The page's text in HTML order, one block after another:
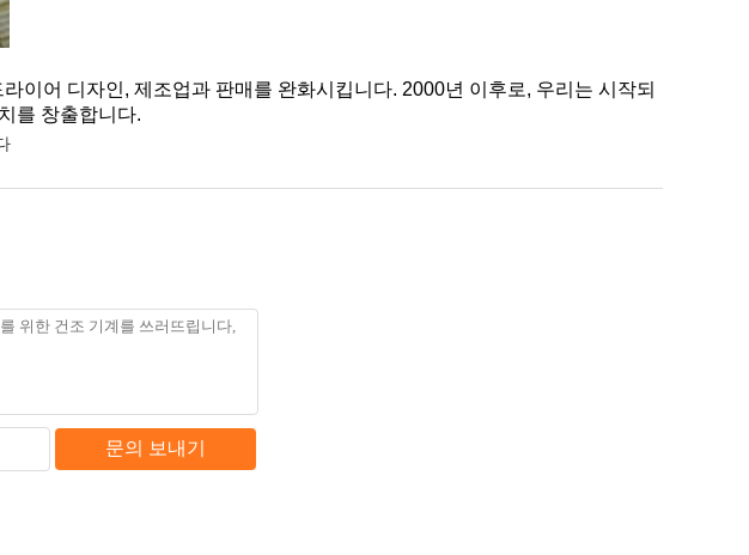
이어 디자인, 제조업과 판매를 완화시킵니다. 2000년 이후로, 우리는 시작되
를 창출합니다.
문의 보내기